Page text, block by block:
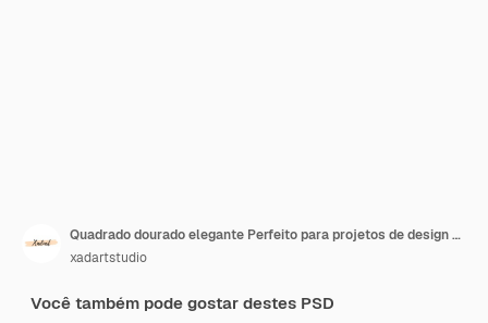
Quadrado dourado elegante Perfeito para projetos de design Aplicações artísticas
xadartstudio
Você também pode gostar destes PSD